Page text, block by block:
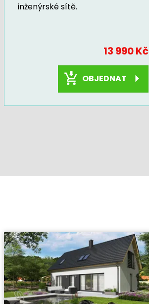
inženýrské sítě.
13 990 Kč
OBJEDNAT